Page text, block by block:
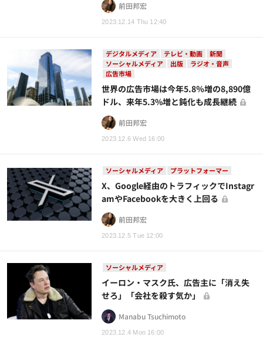
2023.12.14 Thu 12:40
前田邦宏
デジタルメディア テレビ・動画
新聞
ソーシャルメディア
出版
ラジオ・音声
広告市場
2023.12.6 Wed 16:00
世界の広告市場は今年5.8％増の8,890億
ドル、来年5.3%増と鈍化も成長継続
前田邦宏
ソーシャルメディア プラットフォーマー
2023.12.5 Tue 12:00
X、Google経由のトラフィックでInstagr
amやFacebookを大きく上回る
前田邦宏
ソーシャルメディア
2023.12.4 Mon 16:00
イーロン・マスク氏、広告主に「消え失
せろ」「会社を殺す気か」
Manabu Tsuchimoto